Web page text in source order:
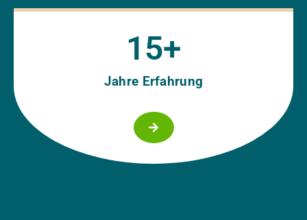
Jahre Erfahrung
15+